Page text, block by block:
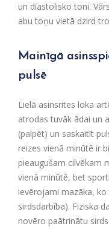
un diastolisko toni.
abu toņu vietā dzird
Mainīgā
pulsē
Lielā asinsrites loka
atrodas tuvāk ādai un
(palpēt) un saskaitīt
reizes vienā minūtē ir
pieaugušam cilvēkam
vienā minūtē, bet
ievērojami mazāka, ko
sirdsdarbība). Fiziska
novēro paātrinātu